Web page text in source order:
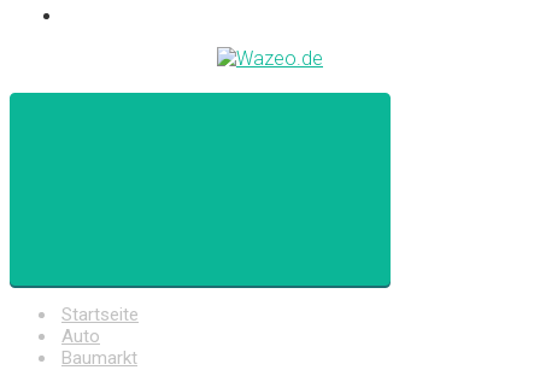
Startseite
Auto
Baumarkt